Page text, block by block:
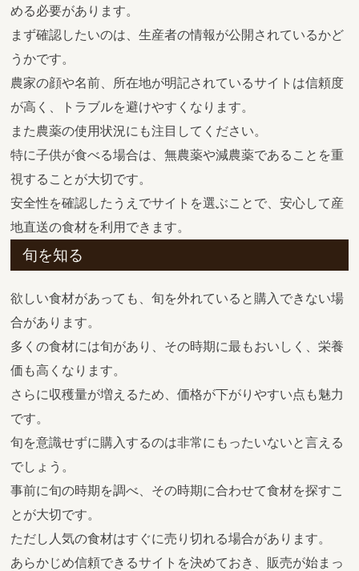
める必要があります。
まず確認したいのは、生産者の情報が公開されているかど
うかです。
農家の顔や名前、所在地が明記されているサイトは信頼度
が高く、トラブルを避けやすくなります。
また農薬の使用状況にも注目してください。
特に子供が食べる場合は、無農薬や減農薬であることを重
視することが大切です。
安全性を確認したうえでサイトを選ぶことで、安心して産
地直送の食材を利用できます。
旬を知る
欲しい食材があっても、旬を外れていると購入できない場
合があります。
多くの食材には旬があり、その時期に最もおいしく、栄養
価も高くなります。
さらに収穫量が増えるため、価格が下がりやすい点も魅力
です。
旬を意識せずに購入するのは非常にもったいないと言える
でしょう。
事前に旬の時期を調べ、その時期に合わせて食材を探すこ
とが大切です。
ただし人気の食材はすぐに売り切れる場合があります。
あらかじめ信頼できるサイトを決めておき、販売が始まっ